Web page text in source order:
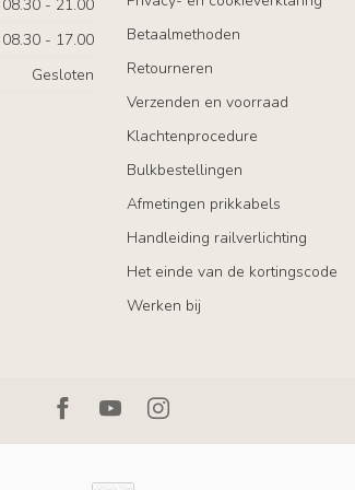
08.30 - 21.00
08.30 - 17.00
Gesloten
Betaalmethoden
Retourneren
Verzenden en voorraad
Klachtenprocedure
Bulkbestellingen
Afmetingen prikkabels
Handleiding railverlichting
Het einde van de kortingscode
Werken bij